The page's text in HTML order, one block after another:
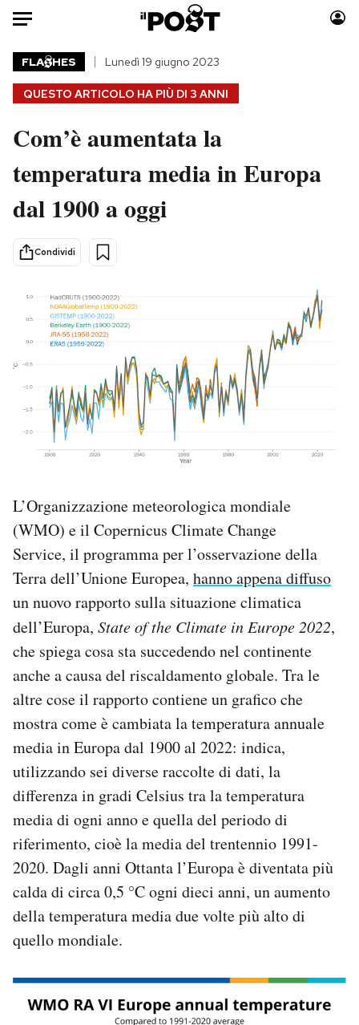
Auto
HOME
Italia
Politica
Tecnologia
Scienza
Economia
Sport
Moda
Consumismi
Mondiali calcio 2026
PODCAST
NEWSLETTER
I MIEI PREFERITI
SHOP
CALENDARIO
AREA PERSONALE
Newsletter
Notifiche mobile
Regala il Post
Hai bisogno di aiuto?
Esci
QUESTO ARTICOLO HA PIÙ DI 3 ANNI
FLA HES Lunedì 19 giugno 2023
Com’è aumentata la
temperatura media in Europa
dal 1900 a oggi
Condividi
L’Organizzazione meteorologica mondiale
(WMO) e il Copernicus Climate Change
Service, il programma per l’osservazione della
Terra dell’Unione Europea, hanno appena diffuso
un nuovo rapporto sulla situazione climatica
dell’Europa, State of the Climate in Europe 2022,
che spiega cosa sta succedendo nel continente
anche a causa del riscaldamento globale. Tra le
altre cose il rapporto contiene un grafico che
mostra come è cambiata la temperatura annuale
media in Europa dal 1900 al 2022: indica,
utilizzando sei diverse raccolte di dati, la
differenza in gradi Celsius tra la temperatura
media di ogni anno e quella del periodo di
riferimento, cioè la media del trentennio 1991-
2020. Dagli anni Ottanta l’Europa è diventata più
calda di circa 0,5 °C ogni dieci anni, un aumento
della temperatura media due volte più alto di
quello mondiale.